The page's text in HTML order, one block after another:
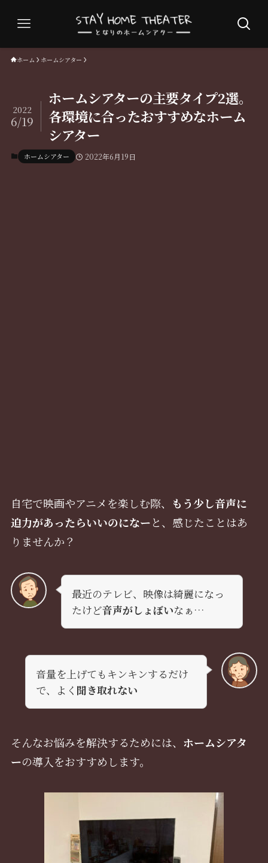
ホーム ホームシアター
ホームシアターの主要タイプ2選。
各環境に合ったおすすめなホーム
シアター
2022
6/19
ホームシアター 2022年6月19日
自宅で映画やアニメを楽しむ際、
もう少し音声に
迫力があったらいいのになーと、感じたことはあ
りませんか？
最近のテレビ、映像は綺麗になっ
たけど音声がしょぼいなぁ…
音量を上げてもキンキンするだけ
で、よく 聞き取れない
そんなお悩みを解決するためには、 ホームシアタ
ーの導入をおすすめします。